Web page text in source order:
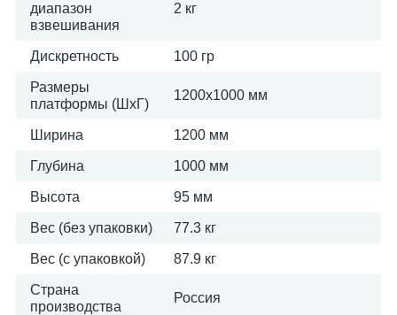
диапазон
взвешивания
2 кг
Дискретность 100 гр
Размеры
платформы (ШxГ)
1200х1000 мм
Ширина 1200 мм
Глубина 1000 мм
Высота 95 мм
Вес (без упаковки) 77.3 кг
Вес (с упаковкой) 87.9 кг
Страна
производства
Россия